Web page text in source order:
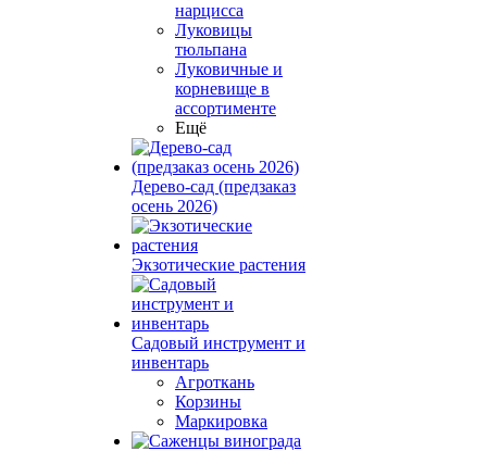
нарцисса
Луковицы
тюльпана
Луковичные и
корневище в
ассортименте
Ещё
Дерево-сад (предзаказ
осень 2026)
Экзотические растения
Садовый инструмент и
инвентарь
Агроткань
Корзины
Маркировка